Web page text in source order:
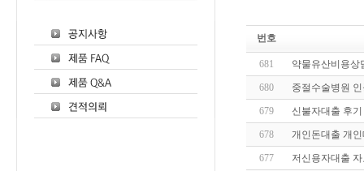
번호
681 약물유산비용상
680 중절수술병원
679 신불자대출 후
678 개인돈대출 개
677 저신용자대출